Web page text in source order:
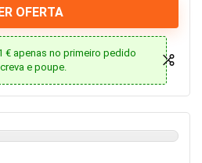
OFERTA
€ apenas no primeiro pedido
e poupe.